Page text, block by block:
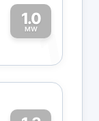
1.0
MW1